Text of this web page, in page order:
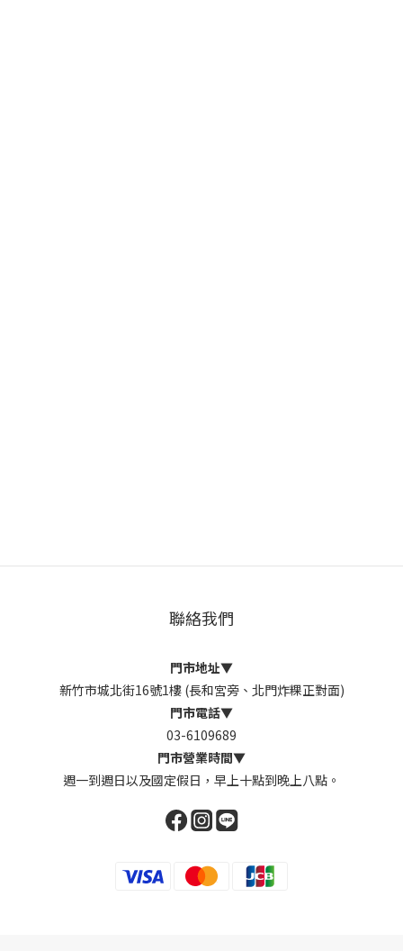
聯絡我們
門市地址▼
新竹市城北街16號1樓 (長和宮旁、北門炸粿正對面)
門市電話▼
03-6109689
門市營業時間▼
週一到週日以及國定假日，早上十點到晚上八點。